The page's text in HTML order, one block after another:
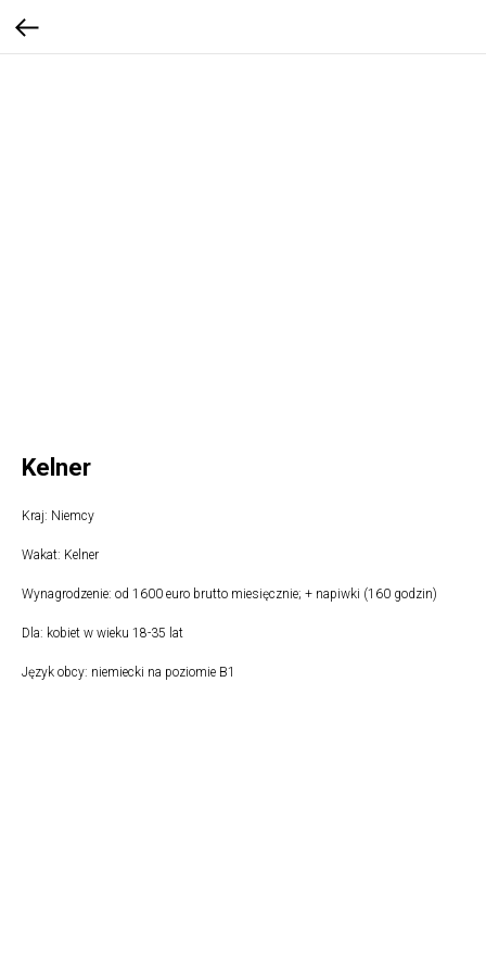
Kelner
Kraj: Niemcy
Wakat: Kelner
Wynagrodzenie: od 1600 euro brutto miesięcznie; + napiwki (160 godzin)
Dla: kobiet w wieku 18-35 lat
Język obcy: niemiecki na poziomie B1